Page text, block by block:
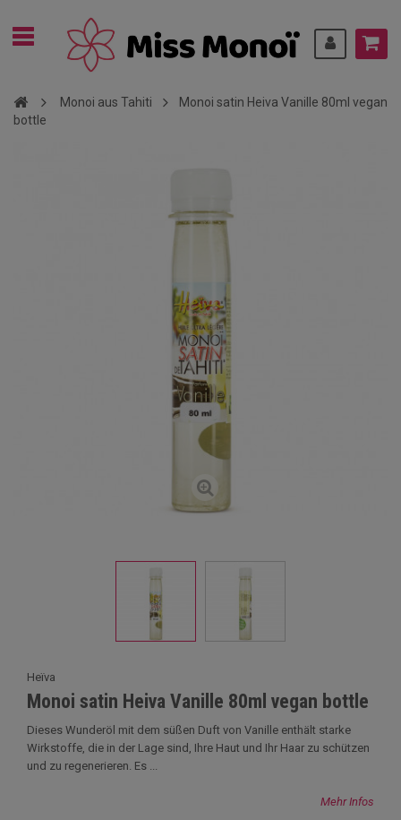
Monoi aus Tahiti
Monoi satin Heiva Vanille 80ml vegan
bottle
Heïva
Monoi satin Heiva Vanille 80ml vegan bottle
Dieses Wunderöl mit dem süßen Duft von Vanille enthält starke
Wirkstoffe, die in der Lage sind, Ihre Haut und Ihr Haar zu schützen
und zu regenerieren. Es ...
Mehr Infos